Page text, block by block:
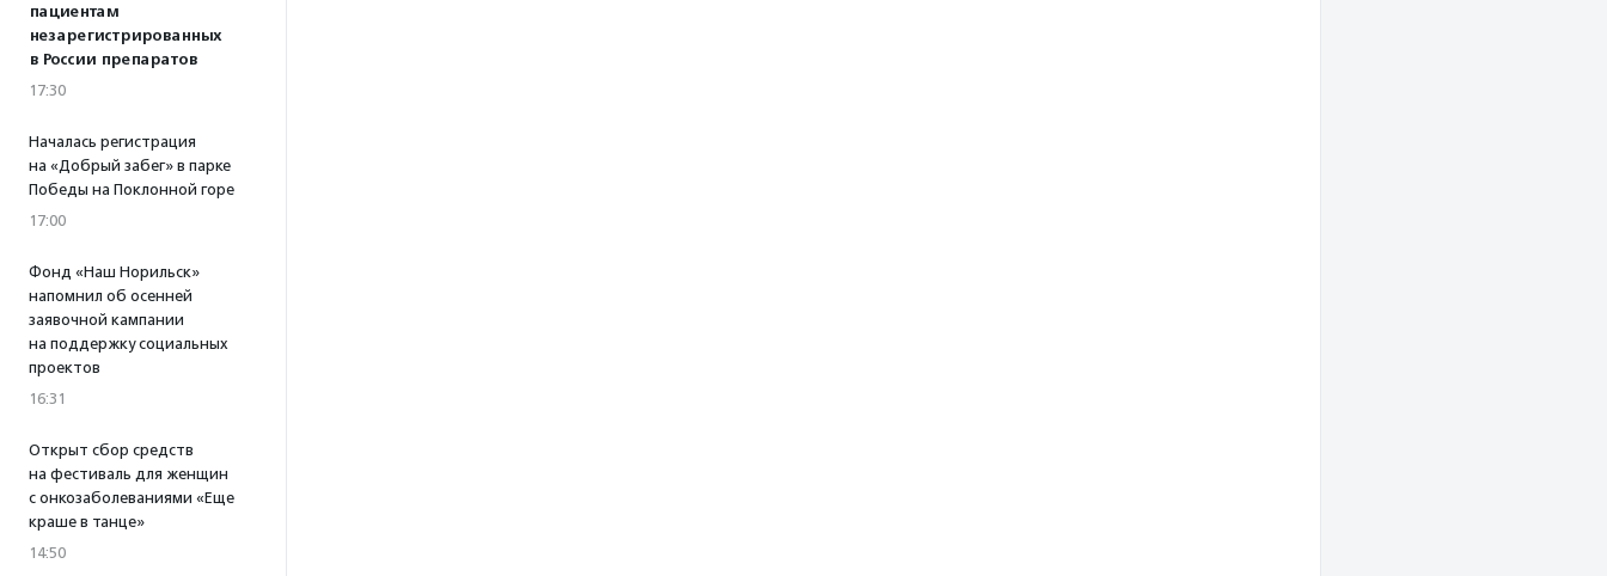
пациентам
незарегистрированных
в России препаратов
17:30
Началась регистрация
на «Добрый забег» в парке
Победы на Поклонной горе
17:00
Фонд «Наш Норильск»
напомнил об осенней
заявочной кампании
на поддержку социальных
проектов
16:31
Открыт сбор средств
на фестиваль для женщин
с онкозаболеваниями «Еще
краше в танце»
14:50